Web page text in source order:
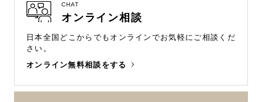
CHAT
オンライン相談
日本全国どこからでもオンラインでお気軽にご相談くだ
さい。
オンライン無料相談をする